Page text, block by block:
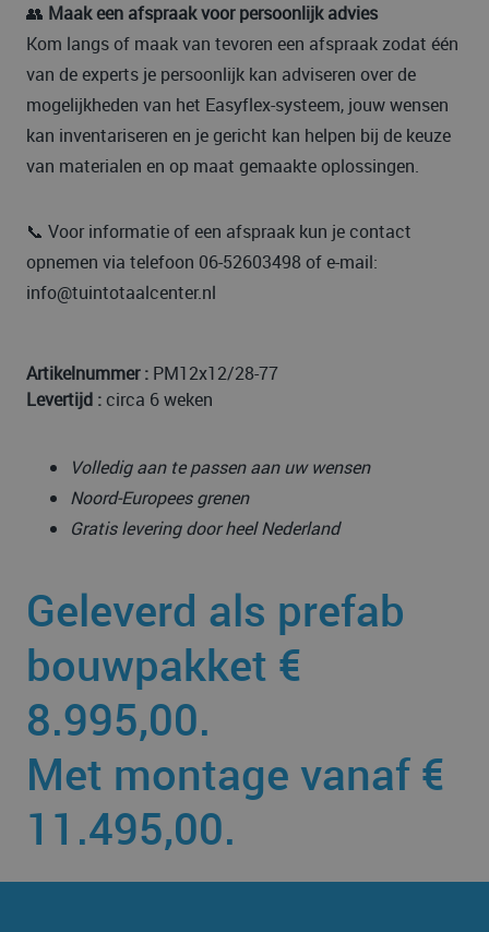
👥 Maak een afspraak voor persoonlijk advies
Kom langs of maak van tevoren een afspraak zodat één
van de experts je persoonlijk kan adviseren over de
mogelijkheden van het Easyflex-systeem, jouw wensen
kan inventariseren en je gericht kan helpen bij de keuze
van materialen en op maat gemaakte oplossingen.
📞 Voor informatie of een afspraak kun je contact
opnemen via telefoon 06-52603498 of e-mail:
info@tuintotaalcenter.nl
Artikelnummer : PM12x12/28-77
Levertijd :circa 6 weken
Volledig aan te passen aan uw wensen
Noord-Europees grenen
Gratis levering door heel Nederland
Geleverd als prefab
bouwpakket €
8.995,00.
Met montage vanaf €
11.495,00.